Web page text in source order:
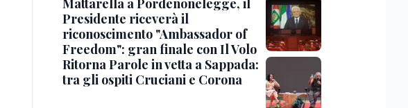
Mattarella a Pordenonelegge, il
Presidente riceverà il
riconoscimento "Ambassador of
Freedom": gran finale con Il Volo
Ritorna Parole in vetta a Sappada:
tra gli ospiti Cruciani e Corona